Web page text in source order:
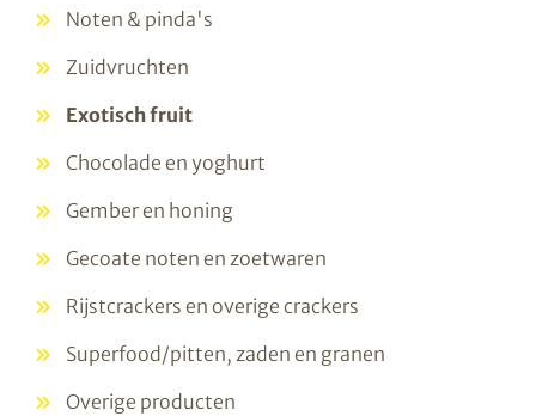
Noten & pinda's
Zuidvruchten
Exotisch fruit
Chocolade en yoghurt
Gember en honing
Gecoate noten en zoetwaren
Rijstcrackers en overige crackers
Superfood/pitten, zaden en granen
Overige producten